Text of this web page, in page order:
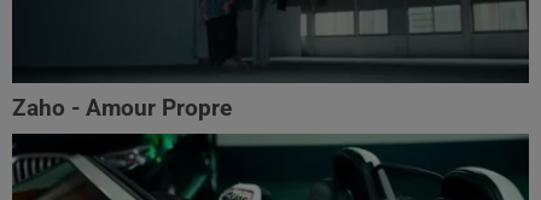
Zaho - Amour Propre